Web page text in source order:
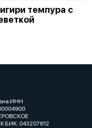
темпура с
ИНН
БИК: 043207612